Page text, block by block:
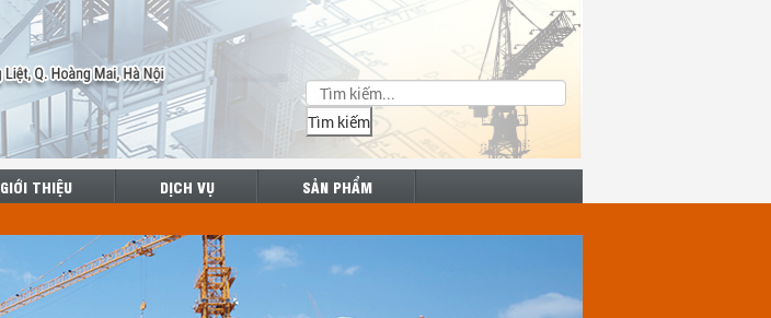
Tìm kiếm
GIỚI THIỆU DỊCH VỤ
SẢN PHẨM